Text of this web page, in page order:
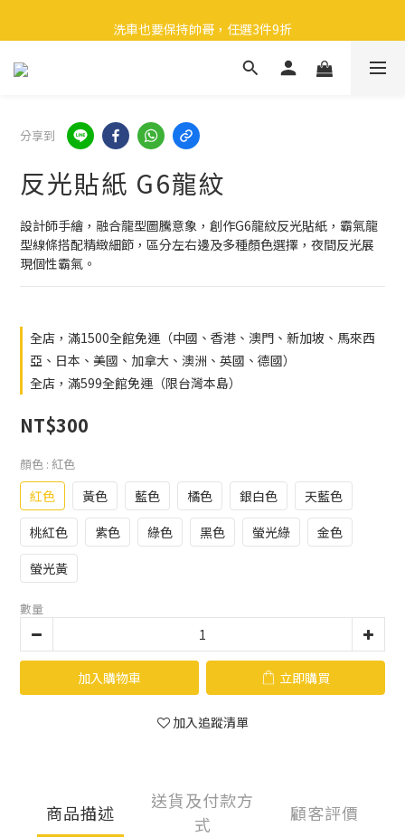
🎉 全館滿 599 免運（台灣本島）下單後 2 個工作天內寄出
洗車也要保持帥哥，任選3件9折
領取40元購物金
分享到
反光貼紙 G6龍紋
設計師手繪，融合龍型圖騰意象，創作G6龍紋反光貼紙，霸氣龍
型線條搭配精緻細節，區分左右邊及多種顏色選擇，夜間反光展
現個性霸氣。
全店，滿1500全館免運（中國、香港、澳門、新加坡、馬來西
亞、日本、美國、加拿大、澳洲、英國、德國）
全店，滿599全館免運（限台灣本島）
NT$300
顏色 : 紅色
紅色 黃色 藍色 橘色 銀白色
天藍色
桃紅色
紫色 綠色 黑色 螢光綠
金色
螢光黃
數量
加入購物車 立即購買
加入追蹤清單
商品描述
送貨及付款方
式
顧客評價